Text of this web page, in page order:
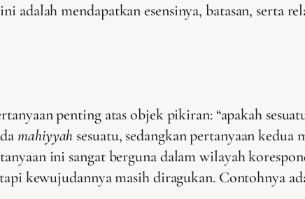
mendapatkan esensinya, batasan, serta
penting atas objek pikiran: “apakah
mahiyyah sesuatu, sedangkan pertanyaan
ini sangat berguna dalam wilayah
kewujudannya masih diragukan. Contohnya